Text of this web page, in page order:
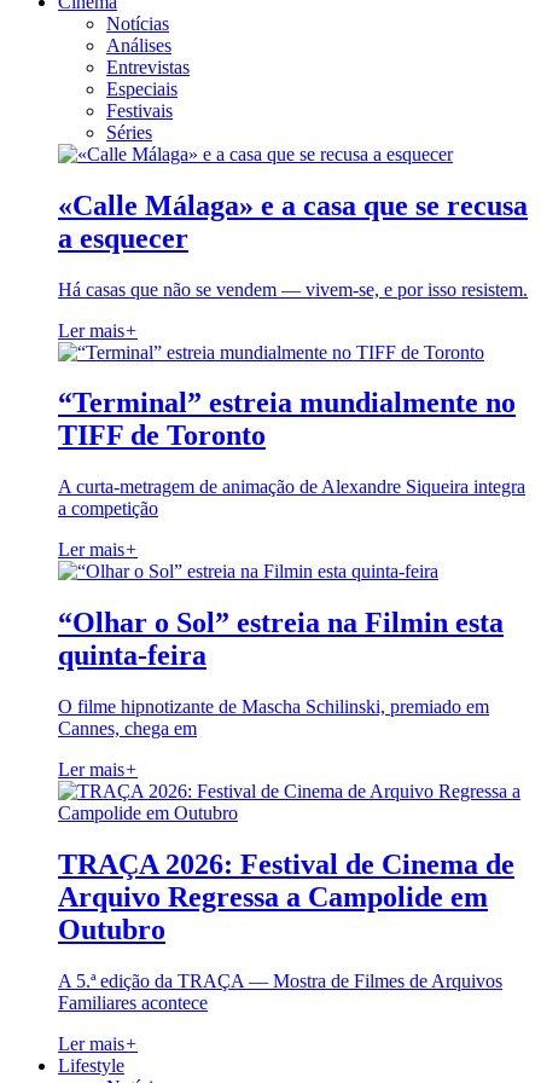
Notícias
Análises
Entrevistas
Especiais
Festivais
Séries
«Calle Málaga» e a casa que se recusa
a esquecer
Há casas que não se vendem — vivem-se, e por isso resistem.
Ler mais+
“Terminal” estreia mundialmente no
TIFF de Toronto
A curta-metragem de animação de Alexandre Siqueira integra
a competição
Ler mais+
“Olhar o Sol” estreia na Filmin esta
quinta-feira
O filme hipnotizante de Mascha Schilinski, premiado em
Cannes, chega em
Ler mais+
TRAÇA 2026: Festival de Cinema de
Arquivo Regressa a Campolide em
Outubro
A 5.ª edição da TRAÇA — Mostra de Filmes de Arquivos
Familiares acontece
Ler mais+
Lifestyle